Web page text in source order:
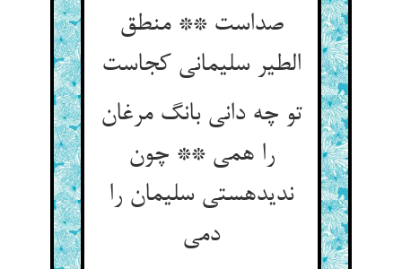
صداست ** منطق
الطیر سلیمانی کجاست‏
تو چه دانی بانگ مرغان
را همی ** چون
ندیده‏ستی سلیمان را
دمی‏